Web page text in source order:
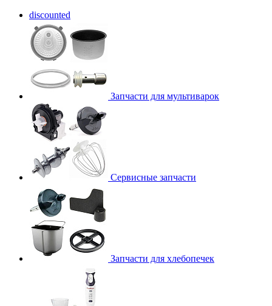
discounted
Запчасти для мультиварок
Сервисные запчасти
Запчасти для хлебопечек